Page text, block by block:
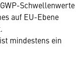
Schwellenwerte
auf EU-Ebene
mindestens ein